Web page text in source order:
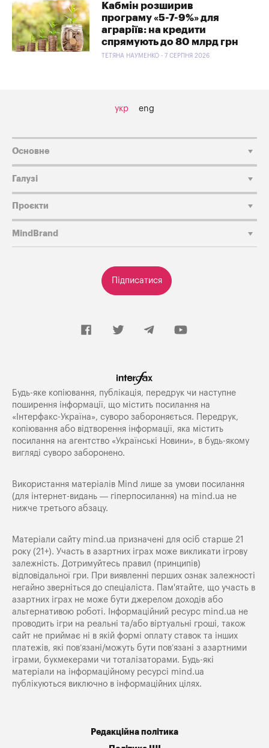
Кабмін розширив
програму «5-7-9%» для
аграріїв: на кредити
спрямують до 80 млрд грн
ТЕТЯНА НАУМЕНКО - 7 СЕРПНЯ 2026
укр eng
Підписатися
Основне
Галузі
Проєкти
MindBrand
Будь-яке копiювання, публiкацiя, передрук чи наступне
поширення iнформацiї, що мiстить посилання на
«Iнтерфакс-Україна», суворо забороняється. Передрук,
копіювання або відтворення інформації, яка містить
посилання на агентство «Українські Новини», в будь-якому
вигляді суворо заборонено.
Використання матеріалів Mind лише за умови посилання
(для інтернет-видань — гіперпосилання) на mind.ua не
нижче третього абзацу.
Матеріали сайту mind.ua призначені для осіб старше 21
року (21+). Участь в азартних іграх може викликати ігрову
залежність. Дотримуйтесь правил (принципів)
відповідальної гри. При виявленні перших ознак залежності
негайно зверніться до спеціаліста. Пам'ятайте, що участь в
азартних іграх не може бути джерелом доходів або
альтернативою роботі. Інформаційний ресурс mind.ua не
проводить ігри на реальні та/або віртуальні гроші, також
сайт не приймає ні в якій формі оплату ставок та інших
платежів, які пов’язані/можуть бути пов’язані з азартними
іграми, букмекерами чи тоталізаторами. Будь-які
матеріали на інформаційному ресурсі mind.ua
публікуються виключно в інформаційних цілях.
Редакційна політика